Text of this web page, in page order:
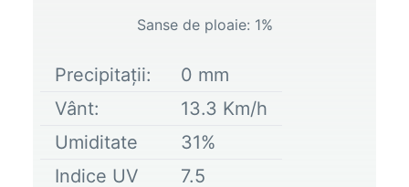
Sanse de ploaie: 1%
Precipitații: 0 mm
Vânt:
13.3 Km/h
Umiditate
31%
Indice UV
7.5